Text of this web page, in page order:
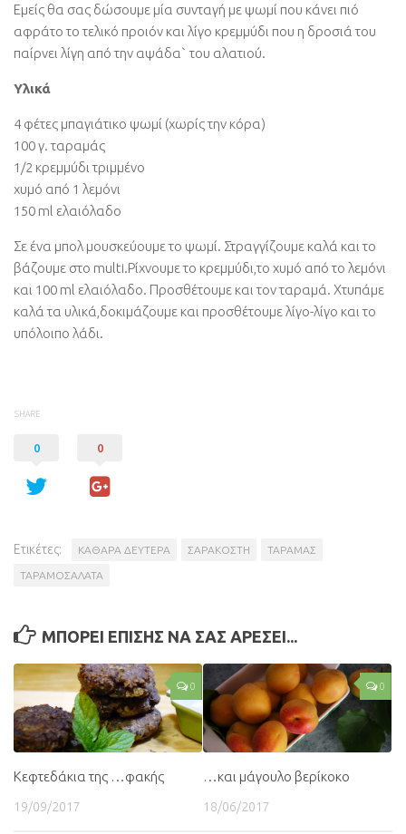
Εμείς θα σας δώσουμε μία συνταγή με ψωμί που κάνει πιό
αφράτο το τελικό προιόν και λίγο κρεμμύδι που η δροσιά του
παίρνει λίγη από την αψάδα` του αλατιού.
Υλικά
4 φέτες μπαγιάτικο ψωμί (χωρίς την κόρα)
100 γ. ταραμάς
1/2 κρεμμύδι τριμμένο
χυμό από 1 λεμόνι
150 ml ελαιόλαδο
Σε ένα μπολ μουσκεύουμε το ψωμί. Στραγγίζουμε καλά και το
βάζουμε στο multi.Ρίχνουμε το κρεμμύδι,το χυμό από το λεμόνι
και 100 ml ελαιόλαδο. Προσθέτουμε και τον ταραμά. Χτυπάμε
καλά τα υλικά,δοκιμάζουμε και προσθέτουμε λίγο-λίγο και το
υπόλοιπο λάδι.
SHARE
0 0
Ετικέτες: ΚΑΘΑΡΑ ΔΕΥΤΕΡΑ ΣΑΡΑΚΟΣΤΗ ΤΑΡΑΜΑΣ
ΤΑΡΑΜΟΣΑΛΑΤΑ
ΜΠΟΡΕΙ ΕΠΙΣΗΣ ΝΑ ΣΑΣ ΑΡΕΣΕΙ...
0
Κεφτεδάκια της …φακής
19/09/2017
0
…και μάγουλο βερίκοκο
18/06/2017